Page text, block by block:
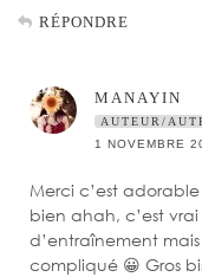
RÉPONDRE
MANAYIN
AUTEUR/
1 NOVEMBRE
Merci c’est
bien ahah, c’est
d’entraînement
compliqué 😀 Gros